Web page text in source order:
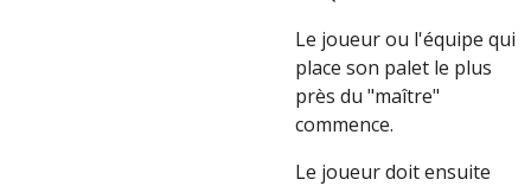
Le joueur ou l'équipe qui
place son palet le plus
près du "maître"
commence.
Le joueur doit ensuite